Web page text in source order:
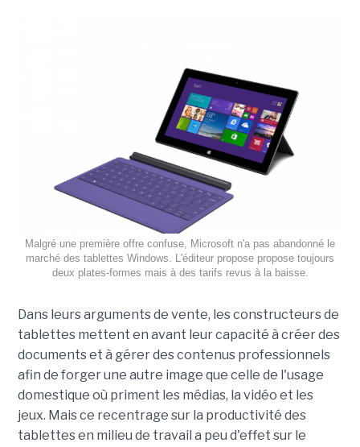
Malgré une première offre confuse, Microsoft n'a pas abandonné le
marché des tablettes Windows. L'éditeur propose propose toujours
deux plates-formes mais à des tarifs revus à la baisse.
Dans leurs arguments de vente, les constructeurs de
tablettes mettent en avant leur capacité à créer des
documents et à gérer des contenus professionnels
afin de forger une autre image que celle de l'usage
domestique où priment les médias, la vidéo et les
jeux. Mais ce recentrage sur la productivité des
tablettes en milieu de travail a peu d'effet sur le